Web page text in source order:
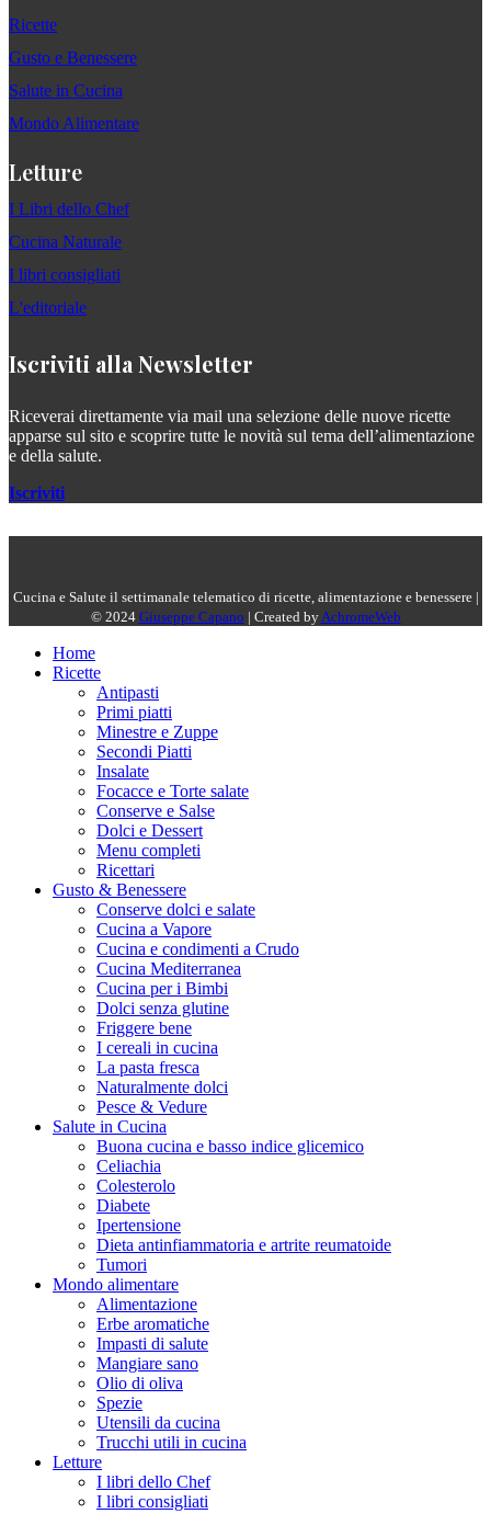
Ricette
Gusto e Benessere
Salute in Cucina
Mondo Alimentare
Letture
I Libri dello Chef
Cucina Naturale
I libri consigliati
L'editoriale
Iscriviti alla Newsletter
Riceverai direttamente via mail una selezione delle nuove ricette
apparse sul sito e scoprire tutte le novità sul tema dell’alimentazione
e della salute.
Iscriviti
Cucina e Salute il settimanale telematico di ricette, alimentazione e benessere |
© 2024 Giuseppe Capano | Created byAchromeWeb
Home
Ricette
Antipasti
Primi piatti
Minestre e Zuppe
Secondi Piatti
Insalate
Focacce e Torte salate
Conserve e Salse
Dolci e Dessert
Menu completi
Ricettari
Gusto & Benessere
Conserve dolci e salate
Cucina a Vapore
Cucina e condimenti a Crudo
Cucina Mediterranea
Cucina per i Bimbi
Dolci senza glutine
Friggere bene
I cereali in cucina
La pasta fresca
Naturalmente dolci
Pesce & Vedure
Salute in Cucina
Buona cucina e basso indice glicemico
Celiachia
Colesterolo
Diabete
Ipertensione
Dieta antinfiammatoria e artrite reumatoide
Tumori
Mondo alimentare
Alimentazione
Erbe aromatiche
Impasti di salute
Mangiare sano
Olio di oliva
Spezie
Utensili da cucina
Trucchi utili in cucina
Letture
I libri dello Chef
I libri consigliati